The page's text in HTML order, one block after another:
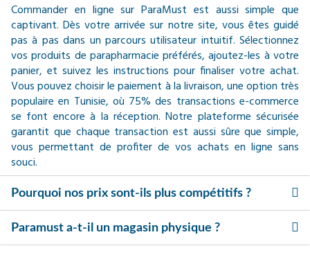
Commander en ligne sur ParaMust est aussi simple que
captivant. Dès votre arrivée sur notre site, vous êtes guidé
pas à pas dans un parcours utilisateur intuitif. Sélectionnez
vos produits de parapharmacie préférés, ajoutez-les à votre
panier, et suivez les instructions pour finaliser votre achat.
Vous pouvez choisir le paiement à la livraison, une option très
populaire en Tunisie, où 75% des transactions e-commerce
se font encore à la réception. Notre plateforme sécurisée
garantit que chaque transaction est aussi sûre que simple,
vous permettant de profiter de vos achats en ligne sans
souci.
Pourquoi nos prix sont-ils plus compétitifs ?
Paramust a-t-il un magasin physique ?